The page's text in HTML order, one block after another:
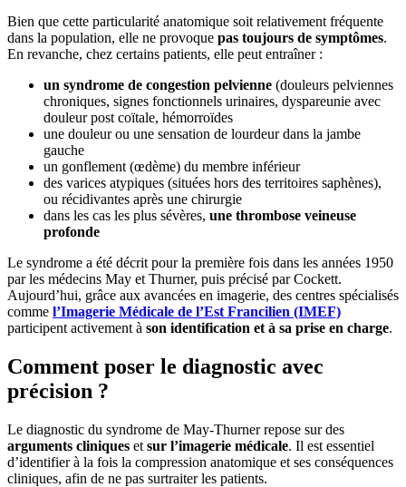
Bien que cette particularité anatomique soit relativement fréquente
dans la population, elle ne provoque pas toujours de symptômes.
En revanche, chez certains patients, elle peut entraîner :
un syndrome de congestion pelvienne (douleurs pelviennes
chroniques, signes fonctionnels urinaires, dyspareunie avec
douleur post coïtale, hémorroïdes
une douleur ou une sensation de lourdeur dans la jambe
gauche
un gonflement (œdème) du membre inférieur
des varices atypiques (situées hors des territoires saphènes),
ou récidivantes après une chirurgie
dans les cas les plus sévères, une thrombose veineuse
profonde
Le syndrome a été décrit pour la première fois dans les années 1950
par les médecins May et Thurner, puis précisé par Cockett.
Aujourd’hui, grâce aux avancées en imagerie, des centres spécialisés
comme l’Imagerie Médicale de l’Est Francilien (IMEF)
participent activement à son identification et à sa prise en charge.
Comment poser le diagnostic avec
précision ?
Le diagnostic du syndrome de May-Thurner repose sur des
arguments cliniques et sur l’imagerie médicale. Il est essentiel
d’identifier à la fois la compression anatomique et ses conséquences
cliniques, afin de ne pas surtraiter les patients.